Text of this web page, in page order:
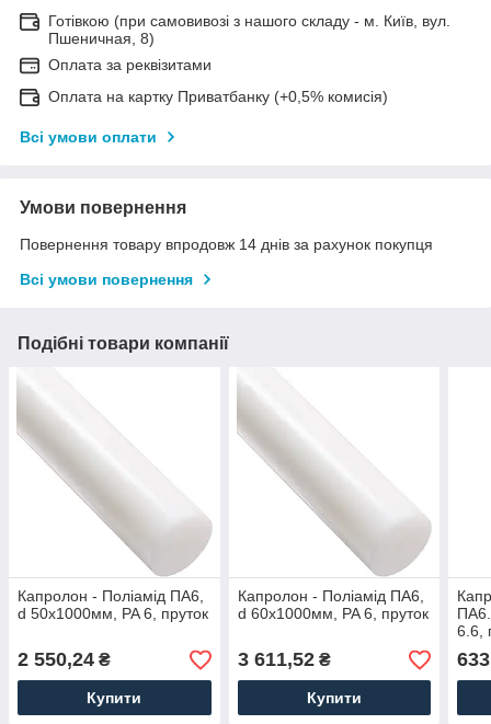
Готівкою (при самовивозі з нашого складу - м. Київ, вул.
Пшеничная, 8)
Оплата за реквізитами
Оплата на картку Приватбанку (+0,5% комисія)
Всі умови оплати
Умови повернення
Повернення товару впродовж 14 днів за рахунок покупця
Всі умови повернення
Подібні товари компанії
Капролон - Поліамід ПА6,
d 50х1000мм, PA 6, пруток
2 550,24 ₴
Купити
Капролон - Поліамід ПА6,
d 60х1000мм, PA 6, пруток
3 611,52₴
Купити
6.6,